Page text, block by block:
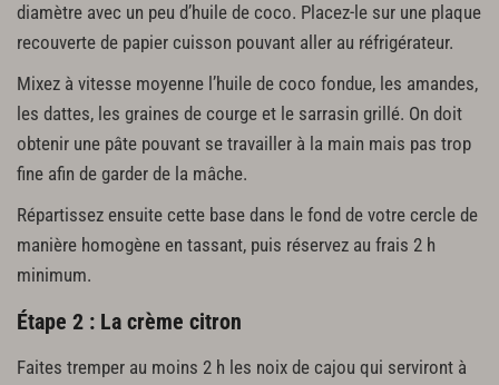
diamètre avec un peu d’huile de coco. Placez-le sur une plaque
recouverte de papier cuisson pouvant aller au réfrigérateur.
Mixez à vitesse moyenne l’huile de coco fondue, les amandes,
les dattes, les graines de courge et le sarrasin grillé. On doit
obtenir une pâte pouvant se travailler à la main mais pas trop
fine afin de garder de la mâche.
Répartissez ensuite cette base dans le fond de votre cercle de
manière homogène en tassant, puis réservez au frais 2 h
minimum.
Étape 2 : La crème citron
Faites tremper au moins 2 h les noix de cajou qui serviront à